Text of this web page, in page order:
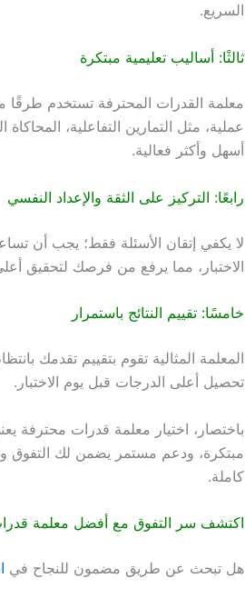
السريع.
ثالثًا: أساليب تعليمية مبتكرة
معلمة القدرات المحترفة تستخدم طرقًا
عملية، مثل التمارين التفاعلية، المحاكاة
أسهل وأكثر فعالية.
رابعًا: التركيز على الثقة والإعداد النفسي
لا يكفي إتقان الأسئلة فقط؛ يجب أن
الاختبار، مما يرفع من فرصك لتحقيق أعلى
خامسًا: تقييم النتائج باستمرار
المعلمة المثالية تقوم بتقييم تقدمك
تحصيل أعلى الدرجات قبل يوم الاختبار.
باختصار، اختيار معلمة قدرات محترفة
مبتكرة، ودعم مستمر يضمن لك التفوق
كاملة.
اكتشف سر التفوق مع أفضل معلمة
هل تبحث عن طريق مضمون للنجاح في